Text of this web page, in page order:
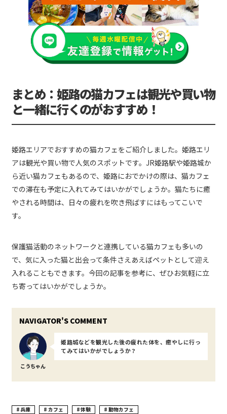
まとめ：姫路の猫カフェは観光や買い物
と一緒に行くのがおすすめ！
姫路エリアでおすすめの猫カフェをご紹介しました。姫路エリ
アは観光や買い物で人気のスポットです。JR姫路駅や姫路城か
ら近い猫カフェもあるので、姫路におでかけの際は、猫カフェ
での滞在も予定に入れてみてはいかがでしょうか。猫たちに癒
やされる時間は、日々の疲れを吹き飛ばすにはもってこいで
す。
保護猫活動のネットワークと連携している猫カフェも多いの
で、気に入った猫と出会って条件さえあえばペットとして迎え
入れることもできます。今回の記事を参考に、ぜひお気軽に立
ち寄ってはいかがでしょうか。
こうちゃん
姫路城などを観光した後の疲れた体を、癒やしに行っ
てみてはいかがでしょうか？
兵庫 カフェ 体験 動物カフェ